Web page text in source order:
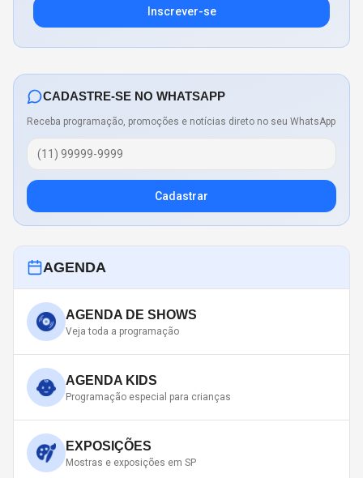
Inscrever-se
CADASTRE-SE NO WHATSAPP
Receba programação, promoções e notícias direto no seu WhatsApp
Cadastrar
AGENDA
AGENDA DE SHOWS
Veja toda a programação
AGENDA KIDS
Programação especial para crianças
EXPOSIÇÕES
Mostras e exposições em SP